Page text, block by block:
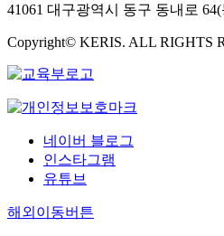
41061 대구광역시 동구 동내로
Copyright© KERIS. ALL RIGHTS
네이버 블로그
인스타그램
유튜브
해외이동버튼